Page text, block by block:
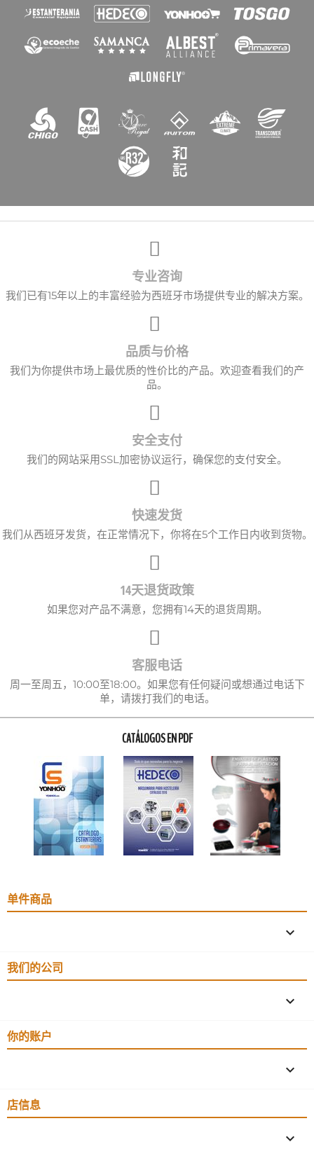
专业咨询
我们已有15年以上的丰富经验为西班牙市场提供专业的解决方案。
品质与价格
我们为你提供市场上最优质的性价比的产品。欢迎查看我们的产
品。
安全支付
我们的网站采用SSL加密协议运行，确保您的支付安全。
快速发货
我们从西班牙发货，在正常情况下，你将在5个工作日内收到货物。
14天退货政策
如果您对产品不满意，您拥有14天的退货周期。
客服电话
周一至周五，10:00至18:00。如果您有任何疑问或想通过电话下
单，请拨打我们的电话。
CATÁLOGOS EN PDF
单件商品

我们的公司

你的账户

店信息
keyboard_arrow_down